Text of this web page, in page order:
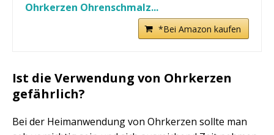
Ohrkerzen Ohrenschmalz...
*Bei Amazon kaufen
Ist die Verwendung von Ohrkerzen
gefährlich?
Bei der Heimanwendung von Ohrkerzen sollte man